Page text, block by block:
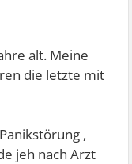
alt. Meine
die letzte mit
,
jeh nach Arzt